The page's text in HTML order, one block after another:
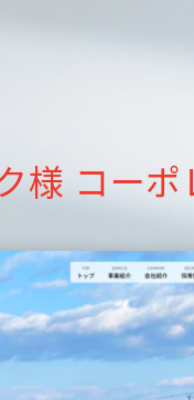
様 コー